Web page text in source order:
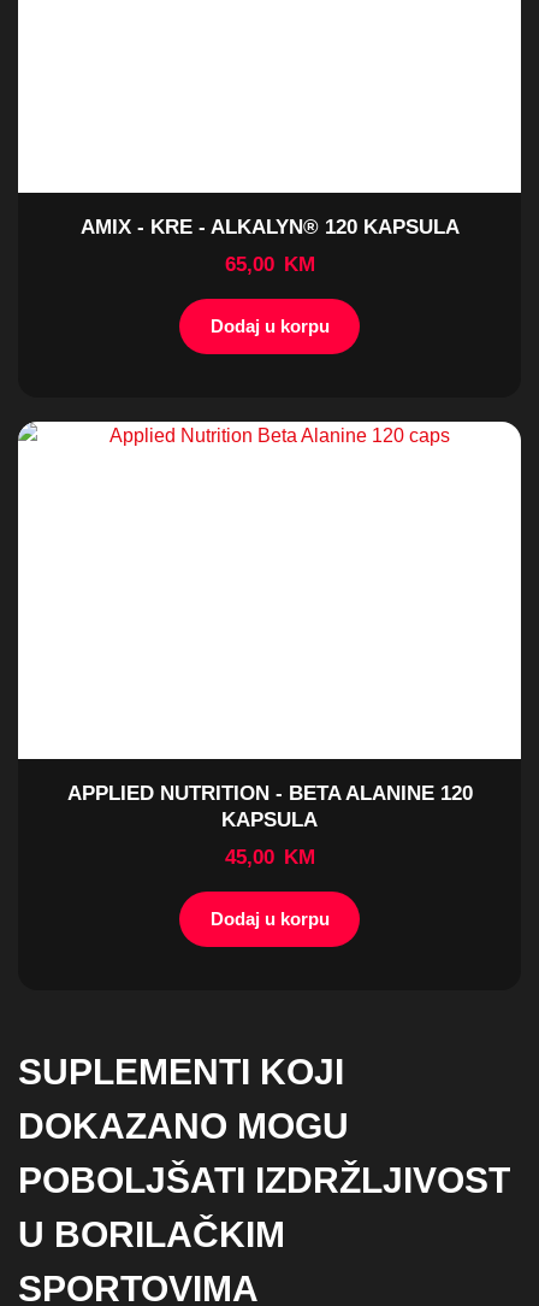
AMIX - KRE - ALKALYN® 120 KAPSULA
65,00 KM
Dodaj u korpu
APPLIED NUTRITION - BETA ALANINE 120
KAPSULA
45,00 KM
Dodaj u korpu
SUPLEMENTI KOJI
DOKAZANO MOGU
POBOLJŠATI IZDRŽLJIVOST
U BORILAČKIM
SPORTOVIMA